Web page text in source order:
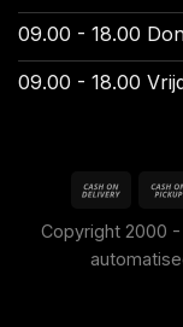
09.00 - 18.00
09.00 - 18.00
Copyright 2000